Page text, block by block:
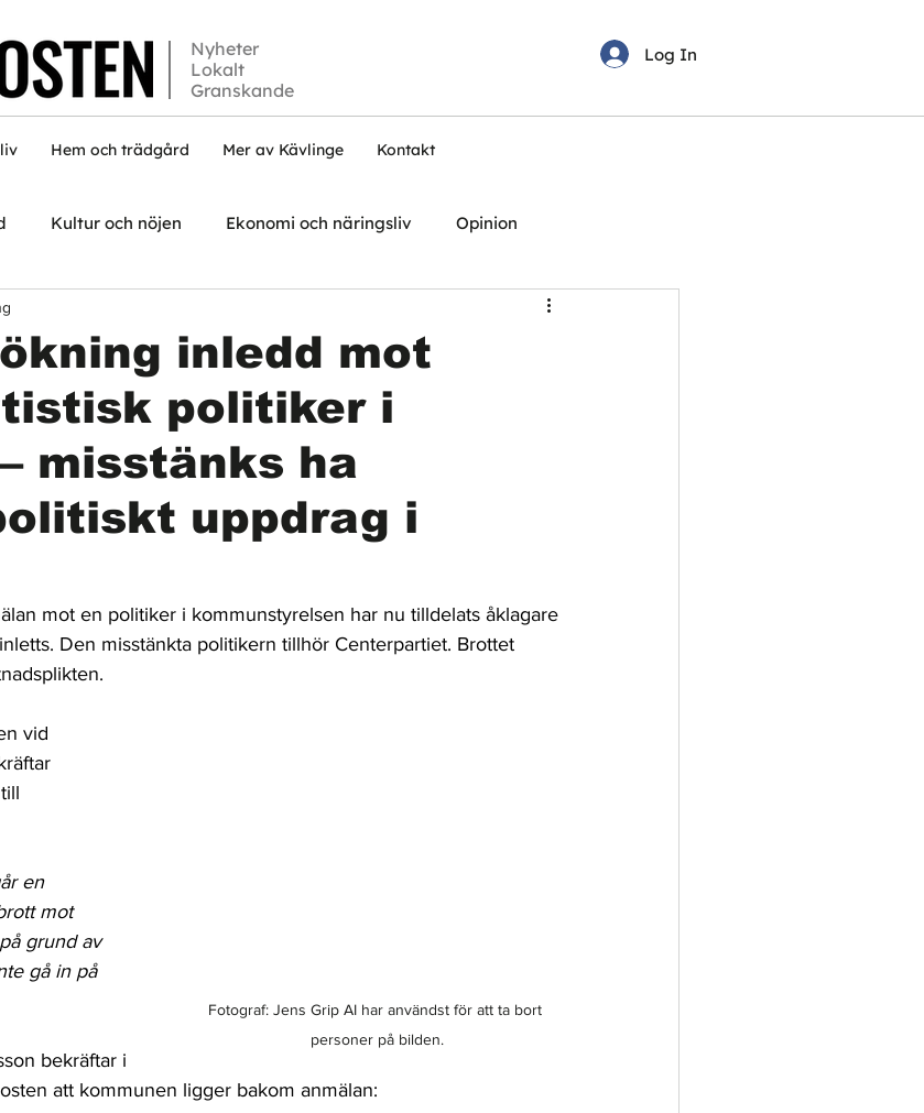
Nyheter
Lokalt
Granskande
Log In
Hem och trädgård Mer av Kävlinge Kontakt
Kultur och nöjen Ekonomi och näringsliv Opinion
inledd mot
politiker i
misstänks ha
uppdrag i
mot en politiker i kommunstyrelsen har nu tilldelats åklagare
Den misstänkta politikern tillhör Centerpartiet. Brottet
Fotograf: Jens Grip AI har användst för att ta bort
personer på bilden.
vid
en
mot
grund av
gå in på
bekräftar i
att kommunen ligger bakom anmälan: